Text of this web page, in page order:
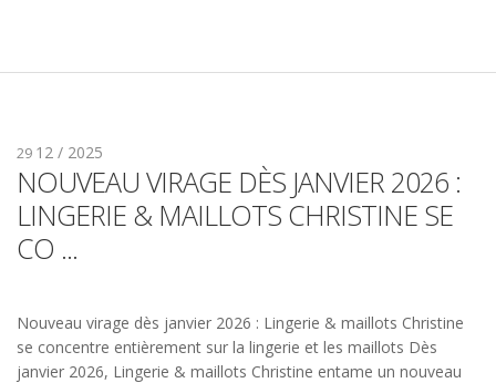
29 12 / 2025
NOUVEAU VIRAGE DÈS JANVIER 2026 :
LINGERIE & MAILLOTS CHRISTINE SE
CO ...
Nouveau virage dès janvier 2026 : Lingerie & maillots Christine
se concentre entièrement sur la lingerie et les maillots Dès
janvier 2026, Lingerie & maillots Christine entame un nouveau